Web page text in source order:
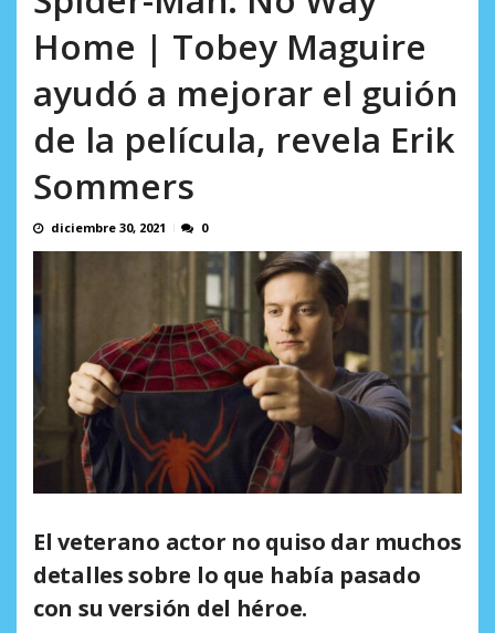
Home | Tobey Maguire
ayudó a mejorar el guión
de la película, revela Erik
Sommers
diciembre 30, 2021 0
El veterano actor no quiso dar muchos
detalles sobre lo que había pasado
con su versión del héroe.